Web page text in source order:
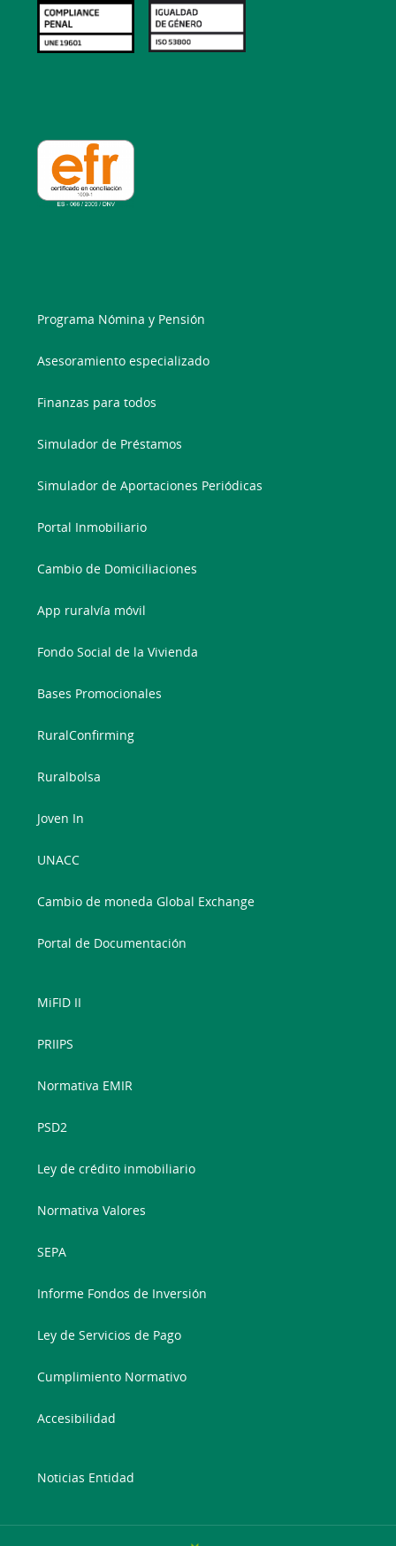
Programa Nómina y Pensión
Asesoramiento especializado
Finanzas para todos
Simulador de Préstamos
Simulador de Aportaciones Periódicas
Portal Inmobiliario
Cambio de Domiciliaciones
App ruralvía móvil
Fondo Social de la Vivienda
Bases Promocionales
RuralConfirming
Ruralbolsa
Joven In
UNACC
Cambio de moneda Global Exchange
Portal de Documentación
MiFID II
PRIIPS
Normativa EMIR
PSD2
Ley de crédito inmobiliario
Normativa Valores
SEPA
Informe Fondos de Inversión
Ley de Servicios de Pago
Cumplimiento Normativo
Accesibilidad
Noticias Entidad